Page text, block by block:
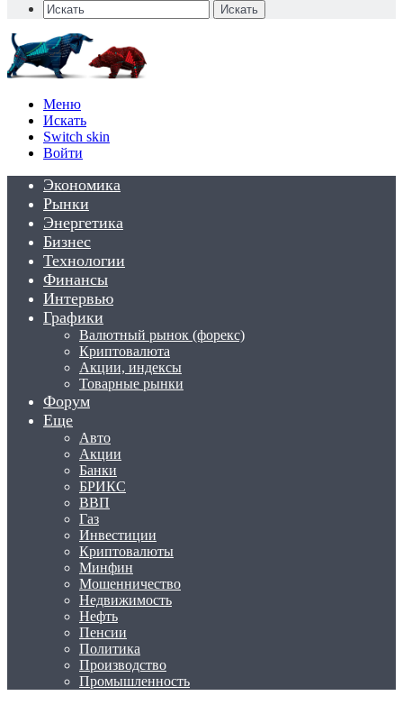
Искать
Меню
Искать
Switch skin
Войти
Экономика
Рынки
Энергетика
Бизнес
Технологии
Финансы
Интервью
Графики
Валютный рынок (форекс)
Криптовалюта
Акции, индексы
Товарные рынки
Форум
Еще
Авто
Акции
Банки
БРИКС
ВВП
Газ
Инвестиции
Криптовалюты
Минфин
Мошенничество
Недвижимость
Нефть
Пенсии
Политика
Производство
Промышленность